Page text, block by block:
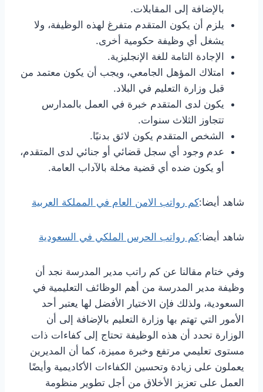
بالإضافة إلى المقابلات.
يلزم أن يكون المتقدم متفرغ لهذه الوظيفة، ولا
يشغل أي وظيفة حكومية أخرى.
الإجادة التامة للغة الإنجليزية.
امتلاك المؤهل الجامعي، ويجب أن يكون معتمد من
قبل وزارة التعليم في البلاد.
يكون لدى المتقدم خبرة في العمل بالمدارس
تتجاوز الثلاث سنوات.
الشخص المتقدم يكون لائق بدنيًا.
عدم وجود أي سجل قضائي أو جنائي لدى المتقدم،
أو يكون ضده أي قضية مخلة بالآداب العامة.
شاهد أيضا:كم رواتب الامن العام في المملكة العربية
شاهد أيضا:كم رواتب الحرس الملكي في السعودية
وفي ختام مقالنا عن كم راتب مدير المدرسة نجد أن
وظيفة مدير المدرسة من أهم الوظائف التعليمية في
السعودية، ولذلك فإن الاختيار الأفضل لها يعتبر أحد
الأمور التي تهتم بها وزارة التعليم بالإضافة إلى أن
الوزارة تحدد أن هذه الوظيفة تحتاج إلى كفاءات ذات
مستوى تعليمي مرتفع وخبرة مميزة، كما أن المديرين
يعملون على زيادة وتحسين الكفاءات الأكاديمية وأيضًا
العمل على تعزيز الأخلاق من أجل تطوير منظومة